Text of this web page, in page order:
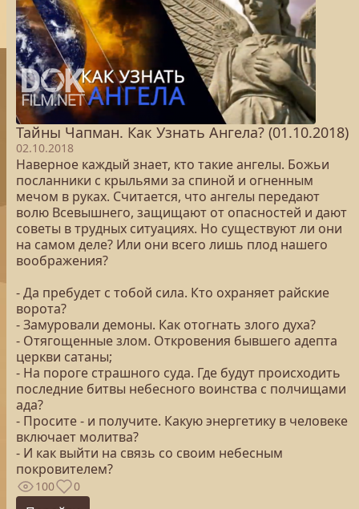
Тайны Чапман. Как Узнать Ангела? (01.10.2018)
02.10.2018
Наверное каждый знает, кто такие ангелы. Божьи
посланники с крыльями за спиной и огненным
мечом в руках. Считается, что ангелы передают
волю Всевышнего, защищают от опасностей и дают
советы в трудных ситуациях. Но существуют ли они
на самом деле? Или они всего лишь плод нашего
воображения?
- Да пребудет с тобой сила. Кто охраняет райские
ворота?
- Замуровали демоны. Как отогнать злого духа?
- Отягощенные злом. Откровения бывшего адепта
церкви сатаны;
- На пороге страшного суда. Где будут происходить
последние битвы небесного воинства с полчищами
ада?
- Просите - и получите. Какую энергетику в человеке
включает молитва?
- И как выйти на связь со своим небесным
покровителем?
100 0